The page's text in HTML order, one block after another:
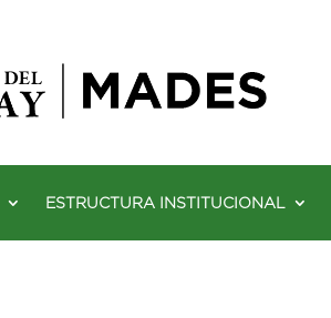
ESTRUCTURA INSTITUCIONAL